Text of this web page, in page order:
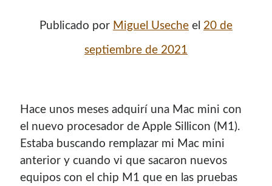
¡Hola mi nombre es Miguel Useche!
Soydesarrollador web, colaboro en comunidades como
Publicado por Miguel Useche el 20 de
septiembre de 2021
Hace unos meses adquirí una Mac mini con
el nuevo procesador de Apple Sillicon (M1).
Estaba buscando remplazar mi Mac mini
anterior y cuando vi que sacaron nuevos
equipos con el chip M1 que en las pruebas